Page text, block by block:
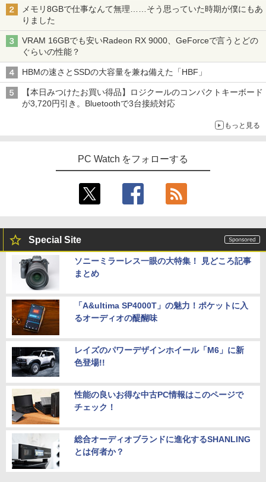
メモリ8GBで仕事なんて無理……そう思っていた時期が僕にもあ
りました
VRAM 16GBでも安いRadeon RX 9000、GeForceで言うとどの
ぐらいの性能？
HBMの速さとSSDの大容量を兼ね備えた「HBF」
【本日みつけたお買い得品】ロジクールのコンパクトキーボード
が3,720円引き。Bluetoothで3台接続対応
もっと見る
PC Watch をフォローする
Special Site
ソニーミラーレス一眼の大特集！ 見どころ記事
まとめ
「A&ultima SP4000T」の魅力！ポケットに入
るオーディオの醍醐味
レイズのパワーデザインホイール「M6」に新
色登場!!
性能の良いお得な中古PC情報はこのページで
チェック！
総合オーディオブランドに進化するSHANLING
とは何者か？